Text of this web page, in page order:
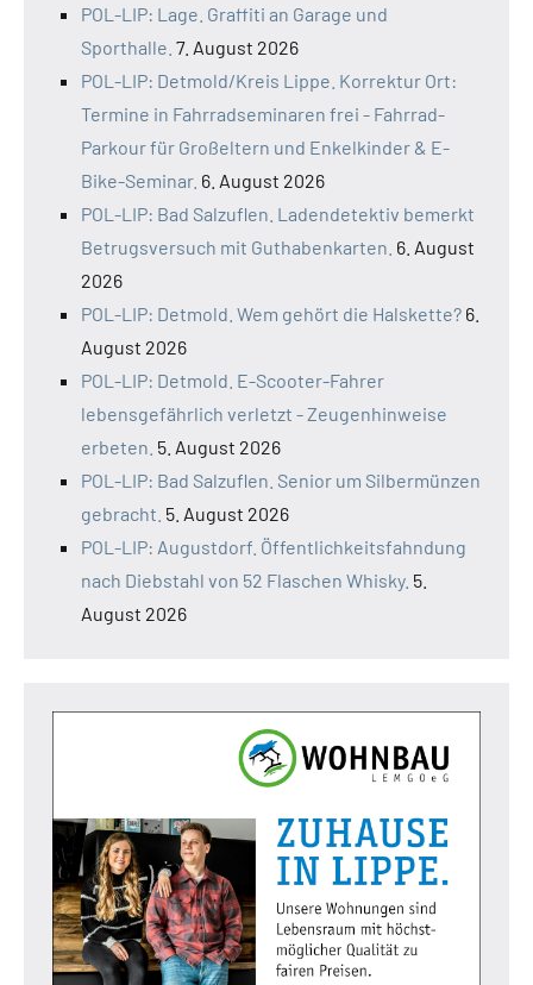
POL-LIP: Lage. Graffiti an Garage und
Sporthalle. 7. August 2026
POL-LIP: Detmold/Kreis Lippe. Korrektur Ort:
Termine in Fahrradseminaren frei - Fahrrad-
Parkour für Großeltern und Enkelkinder & E-
Bike-Seminar. 6. August 2026
POL-LIP: Bad Salzuflen. Ladendetektiv bemerkt
Betrugsversuch mit Guthabenkarten. 6. August
2026
POL-LIP: Detmold. Wem gehört die Halskette? 6.
August 2026
POL-LIP: Detmold. E-Scooter-Fahrer
lebensgefährlich verletzt - Zeugenhinweise
erbeten. 5. August 2026
POL-LIP: Bad Salzuflen. Senior um Silbermünzen
gebracht. 5. August 2026
POL-LIP: Augustdorf. Öffentlichkeitsfahndung
nach Diebstahl von 52 Flaschen Whisky. 5.
August 2026